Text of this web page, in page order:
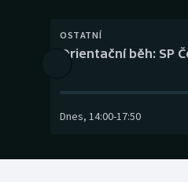
OSTATNÍ
Orientační běh: SP
Dnes, 14:00-17:50